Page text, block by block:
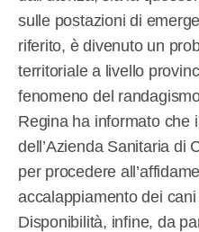
sulle postazioni di
riferito, è divenuto un
territoriale a livello
fenomeno del
Regina ha informato che
dell’Azienda Sanitaria di
per procedere
accalappiamento dei
Disponibilità, infine, da